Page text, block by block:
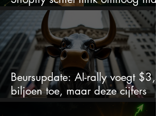
dit is wat beleggers missen
Beursupdate: AI-rally voegt $3,5
biljoen toe, maar deze cijfers
waarschuwen beleggers